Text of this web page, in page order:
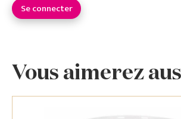
Se connecter
Vous aimerez